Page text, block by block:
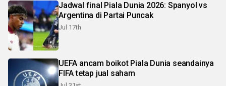
Jadwal final Piala Dunia 2026: Spanyol vs
Argentina di Partai Puncak
Jul 17th
UEFA ancam boikot Piala Dunia seandainya
FIFA tetap jual saham